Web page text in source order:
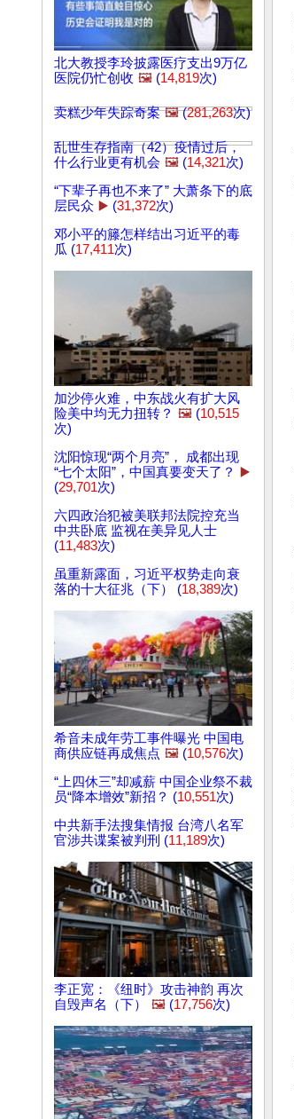
北大教授李玲披露医疗支出9万亿
医院仍忙创收 🖼️ (14,819次)
卖糕少年失踪奇案 🖼️(281,263次)
乱世生存指南（42）疫情过后，
什么行业更有机会 🖼️ (14,321次)
“下辈子再也不来了” 大萧条下的底
层民众 ▶️ (31,372次)
邓小平的籐怎样结出习近平的毒
瓜 (17,411次)
加沙停火难，中东战火有扩大风
险美中均无力扭转？ 🖼️ (10,515
次)
沈阳惊现“两个月亮”， 成都出现
“七个太阳”，中国真要变天了？
▶️
(29,701次)
六四政治犯被美联邦法院控充当
中共卧底 监视在美异见人士
(11,483次)
虽重新露面，习近平权势走向衰
落的十大征兆（下） (18,389次)
希音未成年劳工事件曝光 中国电
商供应链再成焦点 🖼️ (10,576次)
“上四休三”却减薪 中国企业祭不裁
员“降本增效”新招？ (10,551次)
中共新手法搜集情报 台湾八名军
官涉共谍案被判刑 (11,189次)
李正宽：《纽时》攻击神韵 再次
自毁声名（下）
🖼️ (17,756次)